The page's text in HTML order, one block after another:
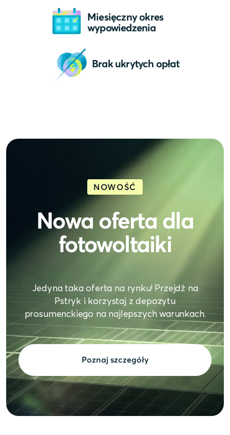
Miesięczny okres
wypowiedzenia
Brak ukrytych opłat
NOWOŚĆ
Nowa oferta dla
fotowoltaiki
Jedyna taka oferta na rynku! Przejdź na
Pstryk i korzystaj z depozytu
prosumenckiego na najlepszych warunkach.
Poznaj szczegóły